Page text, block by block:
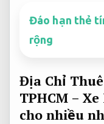
Đáo hạn thẻ
rộng
Địa Chỉ
TPHCM –
cho nhiều